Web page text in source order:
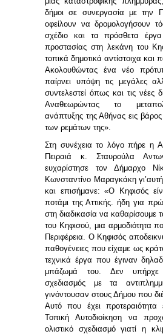
δήμοι σε συνεργασία με την
οφείλουν να δρομολογήσουν
σχέδιο και τα πρόσθετα έργα
προστασίας στη λεκάνη του
τοπικά δημοτικά αντίστοιχα και
Ακολουθώντας ένα νέο
παίρνει υπόψη τις μεγάλες
συντελεστεί όπως και τις νέες
Αναθεωρώντας το
ανάπτυξης της Αθήνας εις
των ρεμάτων της».
Στη συνέχεια το λόγο πήρε η
Πειραιά κ. Σταυρούλα
ευχαρίστησε τον Δήμαρχο
Κωνσταντίνο Μαραγκάκη
και επισήμανε: «Ο Κηφισός
ποτάμι της Αττικής. ήδη για
στη διαδικασία να καθαρίσουμε
του Κηφισού, μια αρμοδιότητα
Περιφέρεια. Ο Κηφισός
παθογένειες που είχαμε ως
τεχνικά έργα που έγιναν
μπάζωμά του. Δεν υπήρχε
σχεδιασμός με τα
γινόντουσαν στους Δήμου που
Αυτό που έχει προτεραιότητα
Τοπική Αυτοδιοίκηση να
ολιστικό σχεδιασμό γιατί η